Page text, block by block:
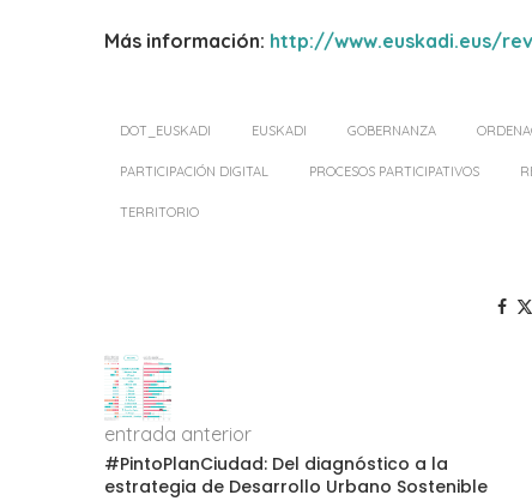
Más información: http://www.euskadi.eus/
DOT_EUSKADI EUSKADI GOBERNANZA
PARTICIPACIÓN DIGITAL PROCESOS PARTICIPATIVOS
TERRITORIO
entrada anterior
#PintoPlanCiudad: Del diagnóstico a la
estrategia de Desarrollo Urbano Sostenible